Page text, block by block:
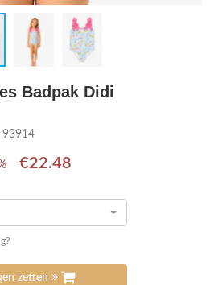
Badpak Didi
93914
€22.48
zetten